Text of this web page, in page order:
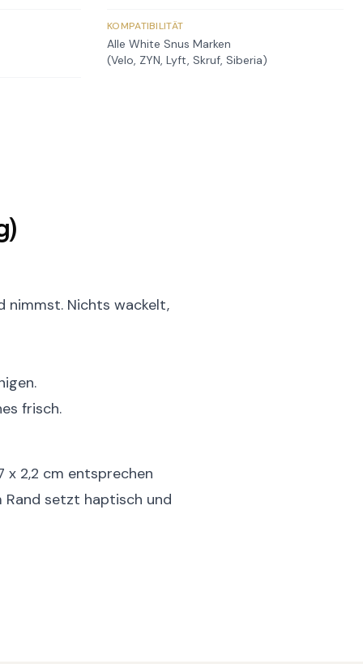
KOMPATIBILITÄT
Alle White Snus Marken
(Velo, ZYN, Lyft, Skruf, Siberia)
nimmst. Nichts wackelt,
frisch.
x 2,2 cm entsprechen
Rand setzt haptisch und